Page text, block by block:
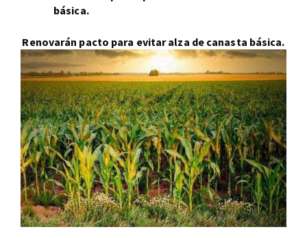
básica.
Renovarán pacto para evitar alza de canasta básica.